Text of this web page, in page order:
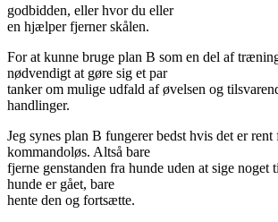
godbidden, eller hvor du eller
en hjælper fjerner skålen.
For at kunne bruge plan B som en del af
nødvendigt at gøre sig et par
tanker om mulige udfald af øvelsen og
handlinger.
Jeg synes plan B fungerer bedst hvis det er
kommandoløs. Altså bare
fjerne genstanden fra hunde uden at sige
hunde er gået, bare
hente den og fortsætte.